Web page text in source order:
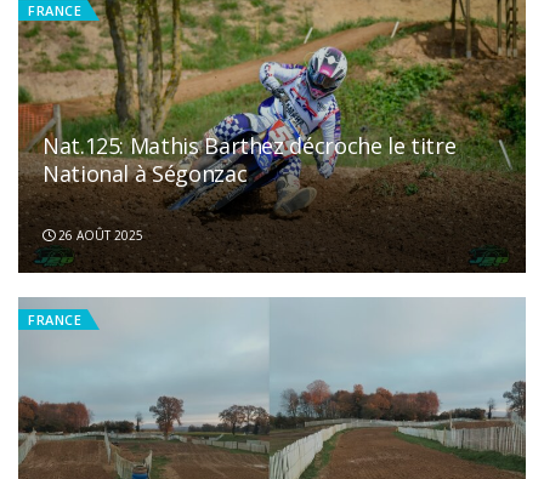
FRANCE
Nat.125: Mathis Barthez décroche le titre
National à Ségonzac
26 AOÛT 2025
FRANCE